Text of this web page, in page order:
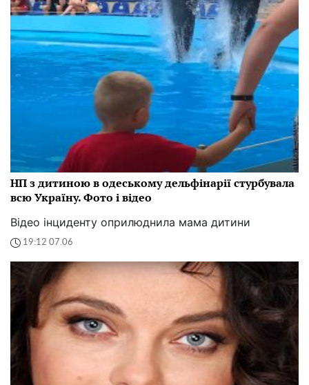
НП з дитиною в одеському дельфінарії стурбувала
всю Україну. Фото і відео
Відео інциденту оприлюднила мама дитини
19:12 07.06